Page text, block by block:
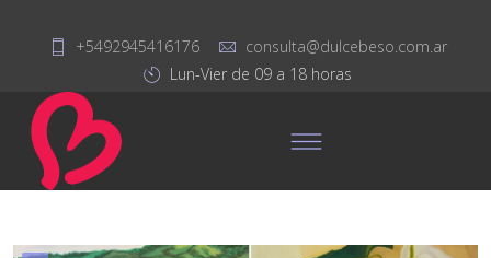
+5492945416176
consulta@dulcebeso.com.ar
Lun-Vier de 09 a 18 horas